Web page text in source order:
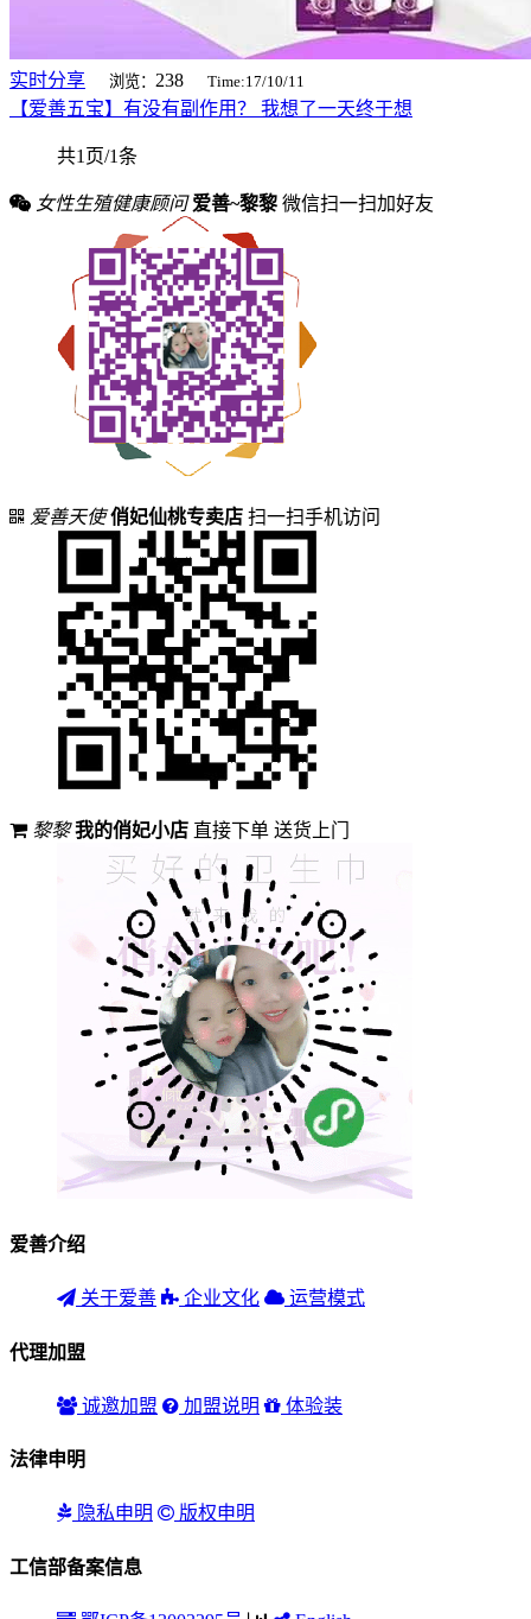
实时分享 浏览： 238 Time:17/10/11
【爱善五宝】有没有副作用？ 我想了一天终于想
共1页/1条
女性生殖健康顾问 爱善~黎黎 微信扫一扫加好友
爱善天使 俏妃仙桃专卖店 扫一扫手机访问
黎黎 我的俏妃小店 直接下单 送货上门
爱善介绍
关于爱善 企业文化 运营模式
代理加盟
诚邀加盟 加盟说明 体验装
法律申明
隐私申明 版权申明
工信部备案信息